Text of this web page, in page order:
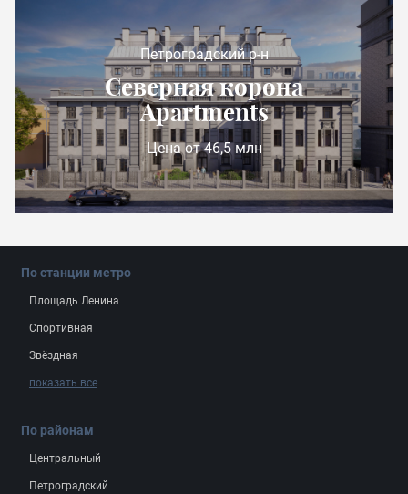
Петроградский р-н
Северная корона
Apartments
Цена от 46,5 млн
По станции метро
Площадь Ленина
Спортивная
Звёздная
показать все
По районам
Центральный
Петроградский